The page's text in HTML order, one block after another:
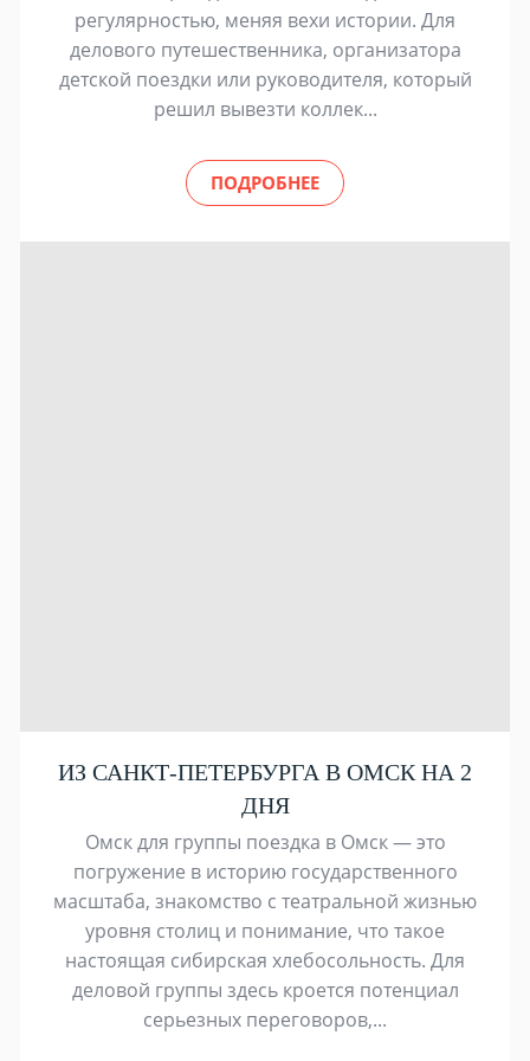
регулярностью, меняя вехи истории. Для
делового путешественника, организатора
детской поездки или руководителя, который
решил вывезти коллек...
ПОДРОБНЕЕ
ИЗ САНКТ-ПЕТЕРБУРГА В ОМСК НА 2
ДНЯ
Омск для группы поездка в Омск — это
погружение в историю государственного
масштаба, знакомство с театральной жизнью
уровня столиц и понимание, что такое
настоящая сибирская хлебосольность. Для
деловой группы здесь кроется потенциал
серьезных переговоров,...